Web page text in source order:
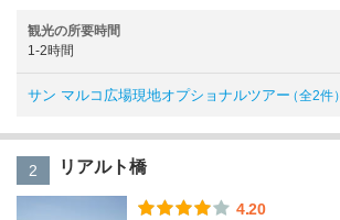
観光の所要時間
1-2時間
サン マルコ広場現地オプショナルツアー（全2件）
2 リアルト橋
4.20